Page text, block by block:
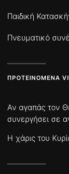
Παιδική
Πνευματικό
ΠΡΟΤΕΙΝΌΜΕΝΑ
Αν αγαπάς τον
συνεργήσει σε
Η χάρις του